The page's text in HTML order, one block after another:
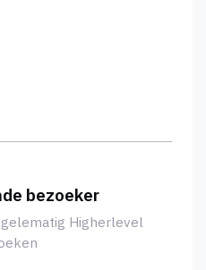
bezoeker
Higherlevel